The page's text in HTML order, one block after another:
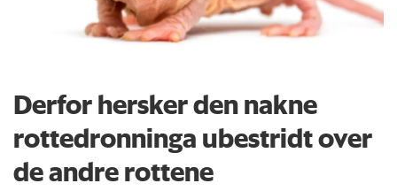
Derfor hersker den nakne
rottedronninga ubestridt over
de andre rottene